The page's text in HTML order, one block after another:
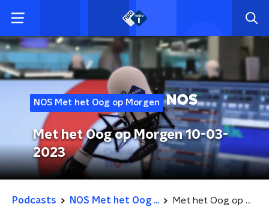
NOS Met het Oog op Morgen
Met het Oog op Morgen 10-03-
2023
Podcasts NOS Met het Oog ... Met het Oog op Morgen 10-03-2023